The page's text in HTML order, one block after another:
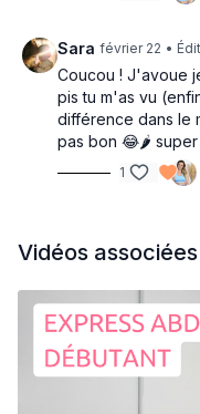
Sara février 22 •
Coucou ! J'avoue
pis tu m'as vu
différence dans le
pas bon 😂🌶️
1
Vidéos associées